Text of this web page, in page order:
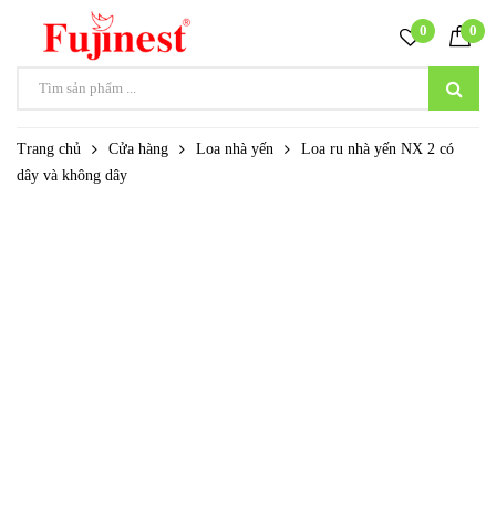
0 0
Trang chủ Cửa hàng Loa nhà yến
Loa ru nhà yến NX 2 có
dây và không dây